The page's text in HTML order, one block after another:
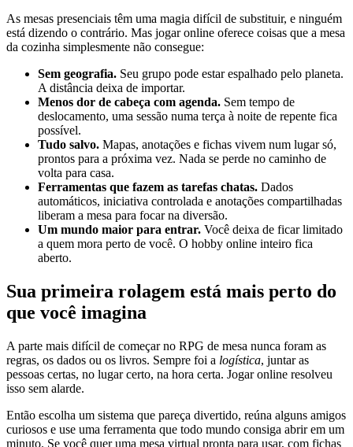
As mesas presenciais têm uma magia difícil de substituir, e ninguém
está dizendo o contrário. Mas jogar online oferece coisas que a mesa
da cozinha simplesmente não consegue:
Sem geografia. Seu grupo pode estar espalhado pelo planeta.
A distância deixa de importar.
Menos dor de cabeça com agenda. Sem tempo de
deslocamento, uma sessão numa terça à noite de repente fica
possível.
Tudo salvo. Mapas, anotações e fichas vivem num lugar só,
prontos para a próxima vez. Nada se perde no caminho de
volta para casa.
Ferramentas que fazem as tarefas chatas. Dados
automáticos, iniciativa controlada e anotações compartilhadas
liberam a mesa para focar na diversão.
Um mundo maior para entrar. Você deixa de ficar limitado
a quem mora perto de você. O hobby online inteiro fica
aberto.
Sua primeira rolagem está mais perto do
que você imagina
A parte mais difícil de começar no RPG de mesa nunca foram as
regras, os dados ou os livros. Sempre foi a logística, juntar as
pessoas certas, no lugar certo, na hora certa. Jogar online resolveu
isso sem alarde.
Então escolha um sistema que pareça divertido, reúna alguns amigos
curiosos e use uma ferramenta que todo mundo consiga abrir em um
minuto. Se você quer uma mesa virtual pronta para usar, com fichas